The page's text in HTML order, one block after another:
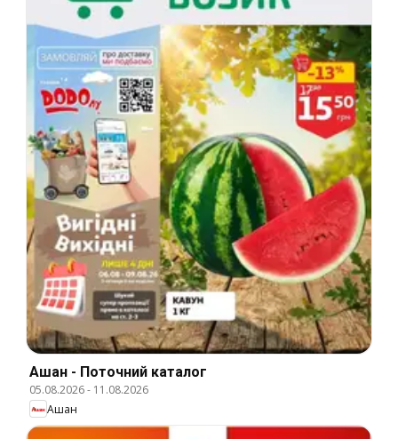
Ашан - Поточний каталог
05.08.2026- 11.08.2026
Ашан